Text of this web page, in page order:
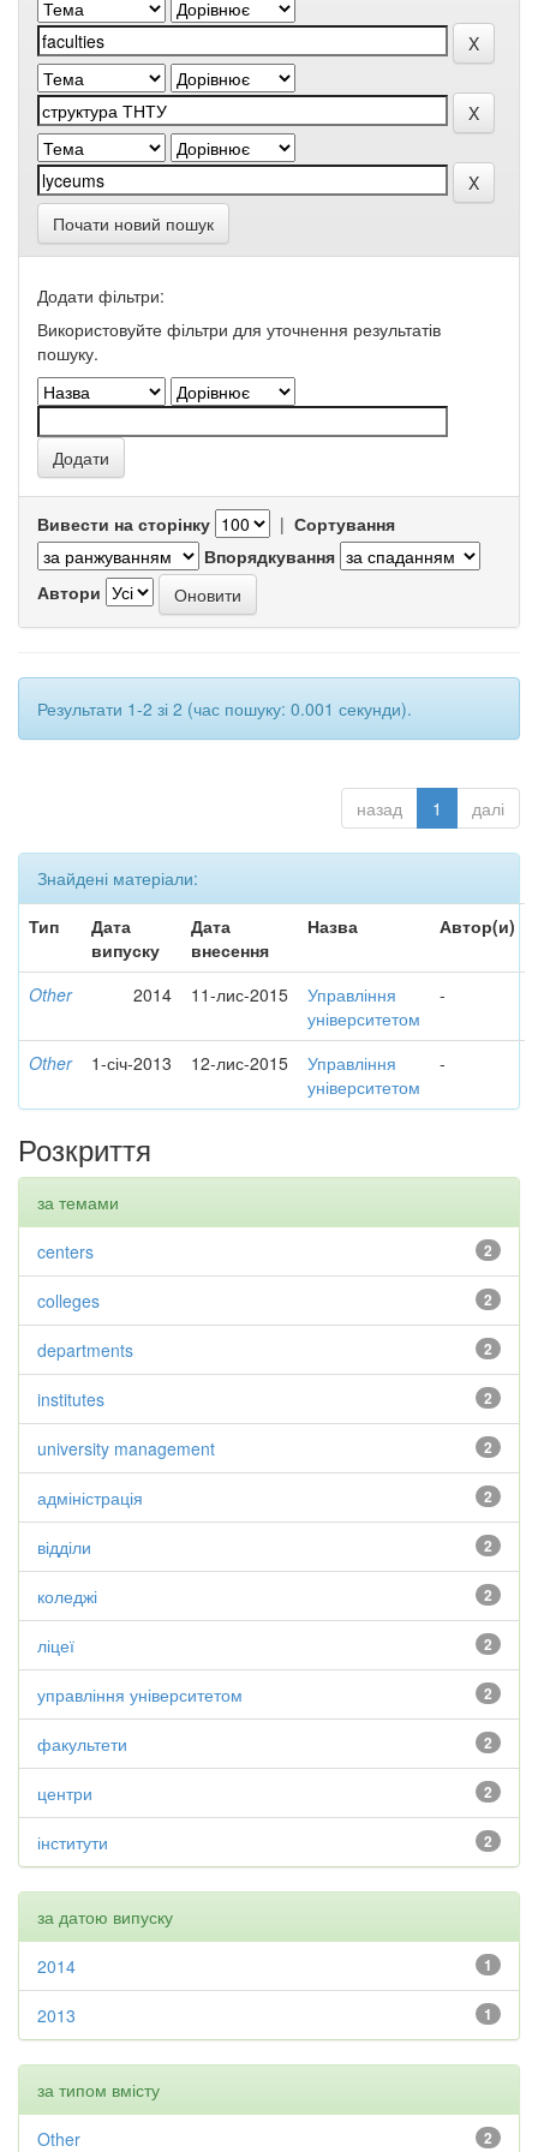
Почати новий пошук
Додати фільтри:
Використовуйте фільтри для уточнення результатів
пошуку.
Вивести на сторінку | Сортування
Впорядкування
Автори
Результати 1-2 зі 2 (час пошуку: 0.001 секунди).
назад 1 далі
Знайдені матеріали:
Тип
Дата
випуску
Дата
внесення
Назва Автор(и)
Other 2014 11-лис-2015
Управління
університетом
-
Other 1-січ-2013 12-лис-2015
Управління
університетом
-
Розкриття
за темами
2
centers
2
colleges
2
departments
2
institutes
2
university management
2
адміністрація
2
відділи
2
коледжі
2
ліцеї
2
управління університетом
2
факультети
2
центри
2
інститути
за датою випуску
1
2014
1
2013
за типом вмісту
2
Other